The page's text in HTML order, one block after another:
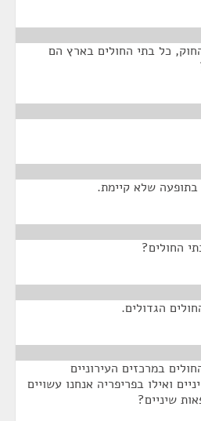
כל בתי החולים בארץ הם
שלא קיימת.
החולים?
הגדולים.
במרכזים העירוניים
ואילו בפריפריה אנחנו עשויים
שיניים?